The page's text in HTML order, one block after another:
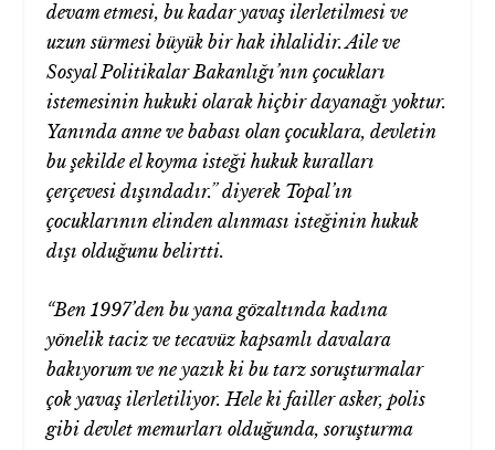
devam etmesi, bu kadar yavaş ilerletilmesi ve
uzun sürmesi büyük bir hak ihlalidir. Aile ve
Sosyal Politikalar Bakanlığı’nın çocukları
istemesinin hukuki olarak hiçbir dayanağı yoktur.
Yanında anne ve babası olan çocuklara, devletin
bu şekilde el koyma isteği hukuk kuralları
çerçevesi dışındadır.” diyerek Topal’ın
çocuklarının elinden alınması isteğinin hukuk
dışı olduğunu belirtti.
“Ben 1997’den bu yana gözaltında kadına
yönelik taciz ve tecavüz kapsamlı davalara
bakıyorum ve ne yazık ki bu tarz soruşturmalar
çok yavaş ilerletiliyor. Hele ki failler asker, polis
gibi devlet memurları olduğunda, soruşturma